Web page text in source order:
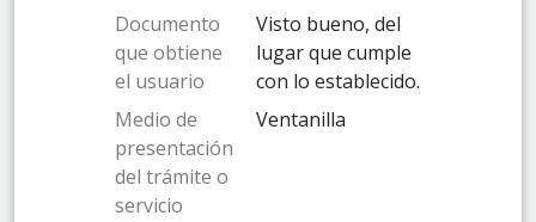
Documento
que obtiene
el usuario
Visto bueno, del
lugar que cumple
con lo establecido.
Medio de
presentación
del trámite o
servicio
Ventanilla